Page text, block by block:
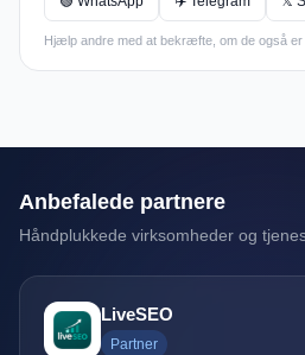
Hjælp andre med at bekræfte, om de også er
Anbefalede partnere
Håndplukkede virksomheder og
LiveSEO
Partner